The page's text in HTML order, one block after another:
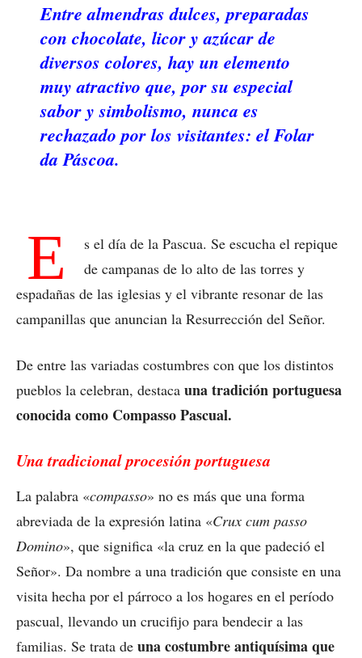
Entre almendras dulces, preparadas
con chocolate, licor y azúcar de
diversos colores, hay un elemento
muy atractivo que, por su especial
sabor y simbolismo, nunca es
rechazado por los visitantes: el Folar
da Páscoa.
E
s el día de la Pascua. Se escucha el repique
de campanas de lo alto de las torres y
espadañas de las iglesias y el vibrante resonar de las
campanillas que anuncian la Resurrección del Señor.
De entre las variadas costumbres con que los distintos
pueblos la celebran, destaca una tradición portuguesa
conocida como Compasso Pascual.
Una tradicional procesión portuguesa
La palabra «compasso» no es más que una forma
abreviada de la expresión latina «Crux cum passo
Domino», que significa «la cruz en la que padeció el
Señor». Da nombre a una tradición que consiste en una
visita hecha por el párroco a los hogares en el período
pascual, llevando un crucifijo para bendecir a las
familias. Se trata de una costumbre antiquísima que